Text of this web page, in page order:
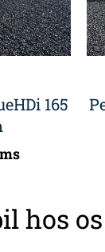
165
hos